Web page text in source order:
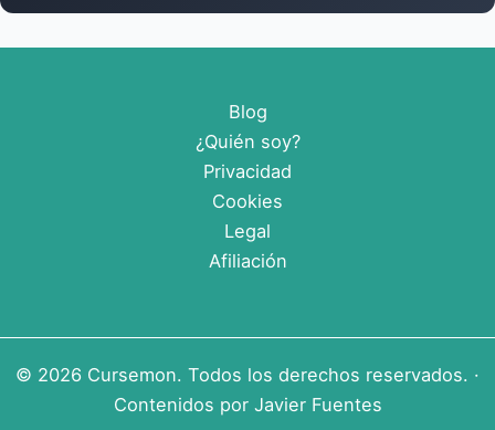
Blog
¿Quién soy?
Privacidad
Cookies
Legal
Afiliación
© 2026 Cursemon. Todos los derechos reservados. ·
Contenidos por Javier Fuentes